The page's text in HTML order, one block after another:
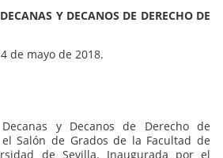
Y DECANOS DE DERECHO DE
de mayo de 2018.
y Decanos de Derecho de
Salón de Grados de la Facultad de
de Sevilla. Inaugurada por el